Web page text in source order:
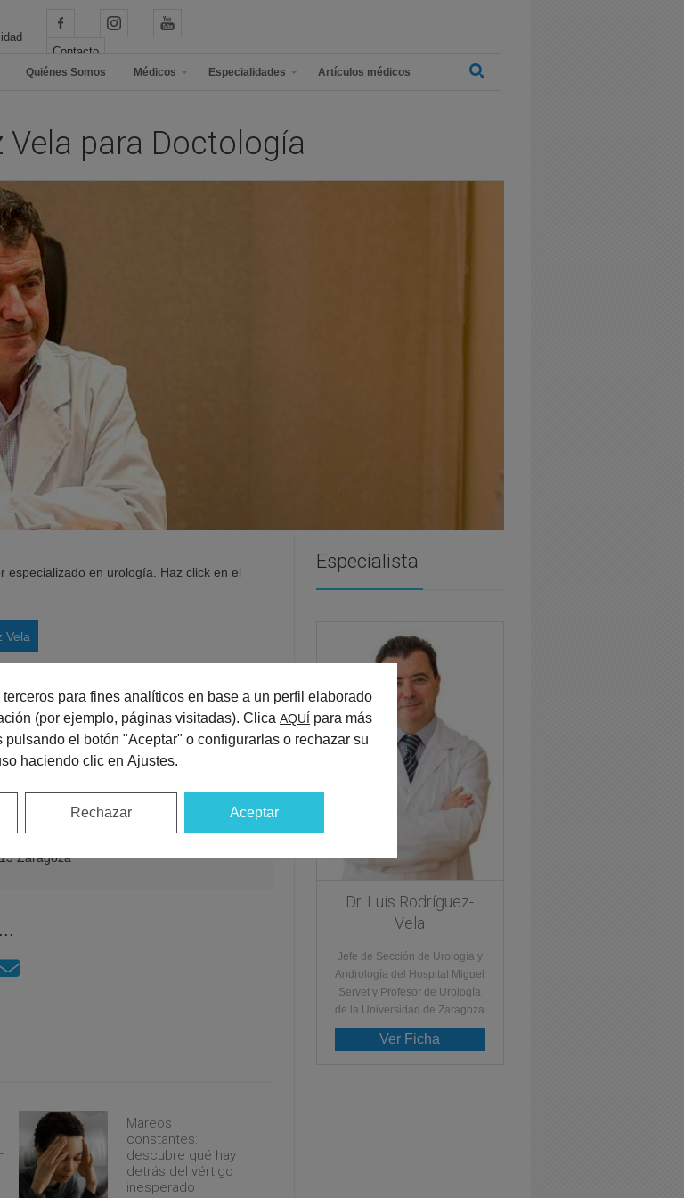
Contacto
Quiénes Somos Médicos Especialidades Artículos médicos
Vela para Doctología
especializado en urología. Haz click en el
Vela
Vela
Zaragoza
Mareos
constantes:
descubre qué hay
detrás del vértigo
inesperado
Especialista
Dr. Luis Rodríguez-
Vela
Jefe de Sección de Urología y
Andrología del Hospital Miguel
Servet y Profesor de Urología
de la Universidad de Zaragoza
Ver Ficha
para fines analíticos en base a un perfil elaborado
(por ejemplo, páginas visitadas). Clica AQUÍ para más
el botón "Aceptar" o configurarlas o rechazar su
haciendo clic en Ajustes.
Aceptar
Rechazar